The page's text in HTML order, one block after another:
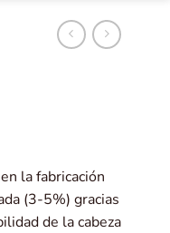
la fabricación
(3-5%) gracias
de la cabeza